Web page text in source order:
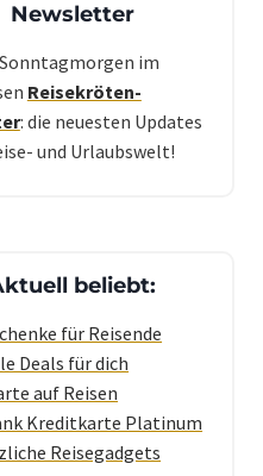
Newsletter
im
Reisekröten-
: die neuesten Updates
und Urlaubswelt!
beliebt:
für Reisende
Deals für dich
auf Reisen
Kreditkarte Platinum
Reisegadgets